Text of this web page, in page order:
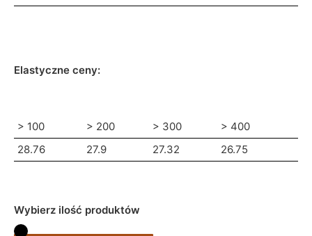
Elastyczne ceny:
> 100 > 200 > 300
> 400
28.76
27.9 27.32 26.75
Wybierz ilość produktów